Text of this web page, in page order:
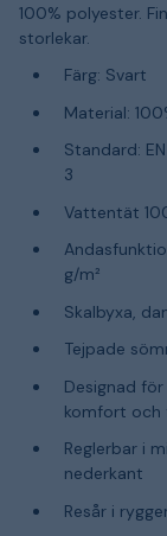
100% polyester.
storlekar.
Färg: Svart
Material:
Standard:
3
Vattentät
g/m²
Skalbyxa,
Tejpade
Designad
komfort och
Reglerbar i
nederkant
Resår i